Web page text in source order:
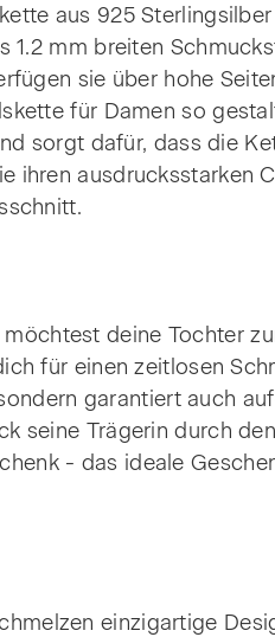
aus 925
mm breiten
sie über hohe
für Damen so
sorgt dafür, dass die
ihren ausdrucksstarken
deine Tochter
für einen zeitlosen
garantiert auch
seine Trägerin durch
- das ideale
einzigartige